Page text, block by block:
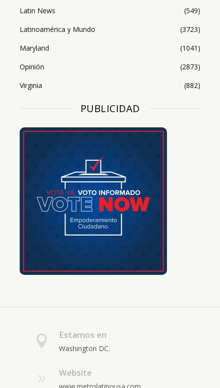
Latin News
(549)
Latinoamérica y Mundo
(3723)
Maryland
(1041)
Opinión
(2873)
Virginia
(882)
PUBLICIDAD
Estamos en
Washington DC.
Website